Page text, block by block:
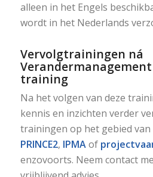
alleen in het Engels
wordt in het Nederlands
Vervolgtrainingen ná
training
Na het volgen van deze
kennis en inzichten verder
trainingen op het gebied
PRINCE2, IPMAof
enzovoorts. Neem contact